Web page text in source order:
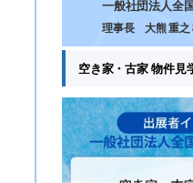
一般社団法人全
理事長 大熊 重之
空き家・古家 物件見